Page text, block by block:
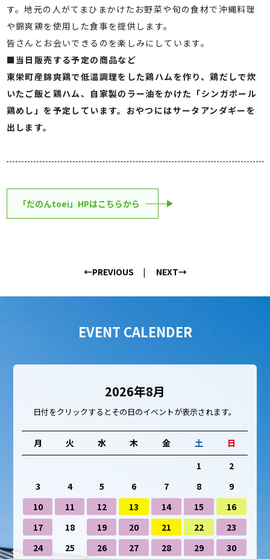
す。地元の人がてまひまかけたお野菜や旬の食材で沖縄料理
や錦爽鶏を使用した食事を提供します。
皆さんとお会いできるのを楽しみにしています。
■当日販売する予定の商品など
東栄町産錦爽鶏で低温調理をした鶏ハムを作り、鶏だしで炊
いたご飯と鶏ハム、自家製のラー油をかけた「シンガポール
鶏めし」を予定しています。おやつにはサータアンダギーを
出します。
「だのんtoei」HPはこちらから
←PREVIOUS NEXT→
EVENT CALENDER
2026年8月
日付をクリックするとその日のイベントが表示されます。
月 火 水 木 金 土
日
1
2
3
4 5 6 7 8
9
10
11 12 13 14 15
16
17
18 19 20 21 22
23
24
25 26 27 28 29
30